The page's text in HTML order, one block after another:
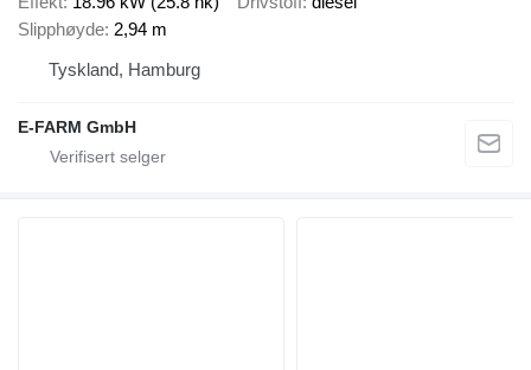
Slipphøyde 2,94 m
Tyskland, Hamburg
E-FARM GmbH